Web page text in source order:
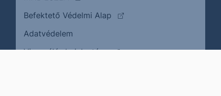
Befektető Védelmi Alap
(külső oldalra ugrik)
Adatvédelem
Visszaélés bejelentése(külső oldalra ugrik)